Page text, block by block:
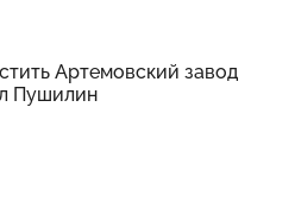
Артемовский завод
Пушилин